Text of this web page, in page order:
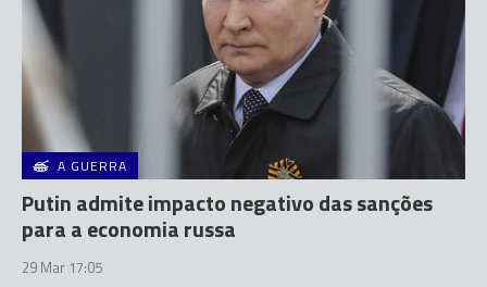
A GUERRA
Putin admite impacto negativo das sanções
para a economia russa
29 Mar 17:05